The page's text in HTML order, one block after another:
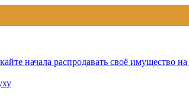
начала распродавать своё имущество